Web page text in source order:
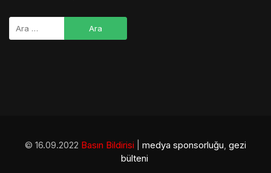
© 16.09.2022 Basın Bildirisi medya sponsorluğu, gezi
bülteni